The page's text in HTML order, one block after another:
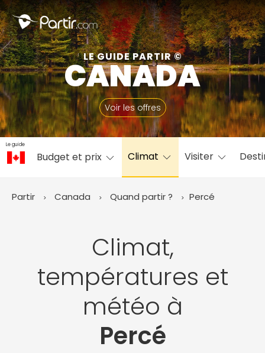
LE GUIDE PARTIR ©
CANADA
Voir les offres
Le guide
Budget et prix Climat Visiter
Partir Canada Quand partir ? Percé
Climat,
températures et
météo à
Percé
Fermer
📍 Destinations populaires
☀️ Où partir par mois
Mars Avril
Juillet
Août Septembre
Octobre